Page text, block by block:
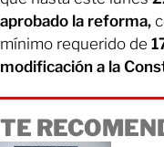
aprobado la reforma,
mínimo requerido de
modificación a la
TE